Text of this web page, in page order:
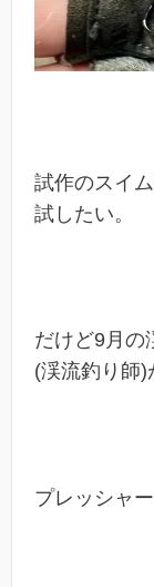
試作のスイ
試したい。
だけど9月の
(渓流釣り師)
プレッシャ